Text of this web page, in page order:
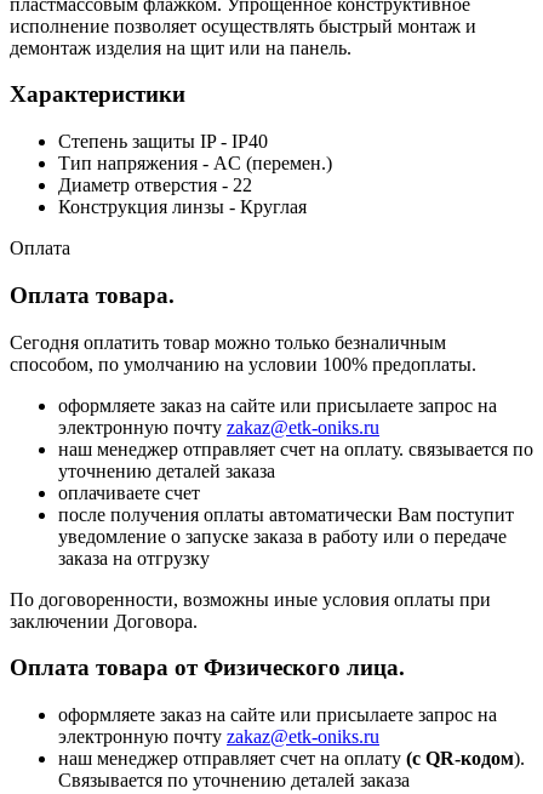
исполнение позволяет осуществлять быстрый монтаж и
демонтаж изделия на щит или на панель.
Характеристики
Степень защиты IP - IP40
Тип напряжения - AC (перемен.)
Диаметр отверстия - 22
Конструкция линзы - Круглая
Оплата
Оплата товара.
Сегодня оплатить товар можно только безналичным
способом, по умолчанию на условии 100% предоплаты.
оформляете заказ на сайте или присылаете запрос на
электронную почту zakaz@etk-oniks.ru
наш менеджер отправляет счет на оплату. связывается по
уточнению деталей заказа
оплачиваете счет
после получения оплаты автоматически Вам поступит
уведомление о запуске заказа в работу или о передаче
заказа на отгрузку
По договоренности, возможны иные условия оплаты при
заключении Договора.
Оплата товара от Физического лица.
оформляете заказ на сайте или присылаете запрос на
электронную почту zakaz@etk-oniks.ru
наш менеджер отправляет счет на оплату (с QR-кодом).
Связывается по уточнению деталей заказа